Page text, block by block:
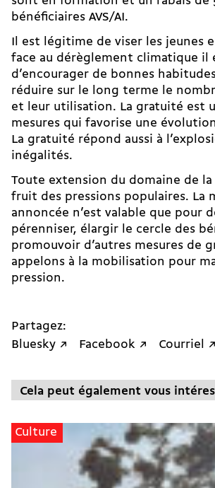
bénéficiaires AVS/AI.
Il est légitime de viser les jeunes
face au dérèglement climatique il
d’encourager de bonnes
réduire sur le long terme le
et leur utilisation. La gratuité est
mesures qui favorise une
La gratuité répond aussi à
inégalités.
Toute extension du domaine de
fruit des pressions populaires. La
annoncée n’est valable que pour
pérenniser, élargir le cercle des
promouvoir d’autres mesures de
appelons à la mobilisation pour
pression.
Partagez:
Bluesky ↗
Facebook ↗ Courriel ↗
Cela peut également vous
Culture